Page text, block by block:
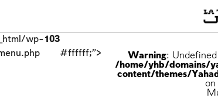
wp-103
#ffffff;">
Warning:
/home/yhb/domains/
content/themes/
on